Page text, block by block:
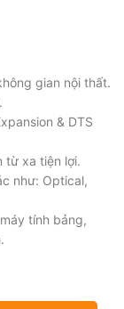
gian nội thất.
& DTS
từ xa tiện lợi.
như: Optical,
tính bảng,